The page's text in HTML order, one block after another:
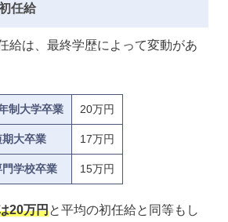
任給
給は、最終学歴によって変動があ
制大学卒業 20万円
期大卒業 17万円
門学校卒業 15万円
20万円と平均の初任給と同等もし